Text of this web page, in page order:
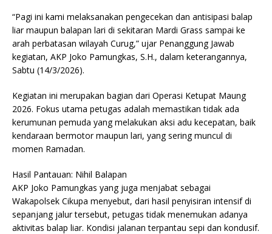
“Pagi ini kami melaksanakan pengecekan dan antisipasi balap
liar maupun balapan lari di sekitaran Mardi Grass sampai ke
arah perbatasan wilayah Curug,” ujar Penanggung Jawab
kegiatan, AKP Joko Pamungkas, S.H., dalam keterangannya,
Sabtu (14/3/2026).
Kegiatan ini merupakan bagian dari Operasi Ketupat Maung
2026. Fokus utama petugas adalah memastikan tidak ada
kerumunan pemuda yang melakukan aksi adu kecepatan, baik
kendaraan bermotor maupun lari, yang sering muncul di
momen Ramadan.
Hasil Pantauan: Nihil Balapan
AKP Joko Pamungkas yang juga menjabat sebagai
Wakapolsek Cikupa menyebut, dari hasil penyisiran intensif di
sepanjang jalur tersebut, petugas tidak menemukan adanya
aktivitas balap liar. Kondisi jalanan terpantau sepi dan kondusif.